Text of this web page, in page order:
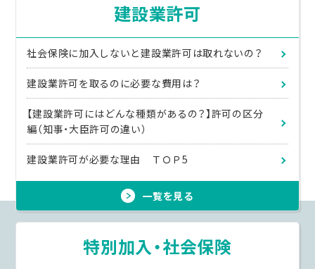
建設業許可
社会保険に加入しないと建設業許可は取れないの？
建設業許可を取るのに必要な費用は？
【建設業許可にはどんな種類があるの？】許可の区分
編（知事・大臣許可の違い）
建設業許可が必要な理由 ＴＯＰ5
一覧を見る
特別加入・社会保険